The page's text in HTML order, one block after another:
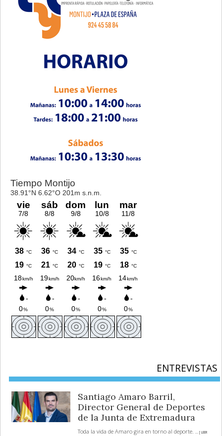
ENTREVISTAS
Santiago Amaro Barril,
Director General de Deportes
de la Junta de Extremadura
Toda la vida de Amaro gira en torno al deporte. ... [ LEER